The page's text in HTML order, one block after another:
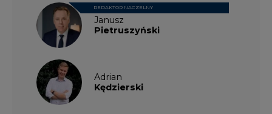
Janusz
Pietruszyński
REDAKTOR NACZELNY
Adrian
Kędzierski